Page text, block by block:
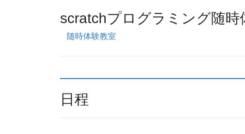
scratchプログラミング随時
随時体験教室
日程